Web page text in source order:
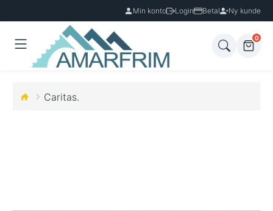
Min konto Login Betal Ny kunde
0
Caritas.